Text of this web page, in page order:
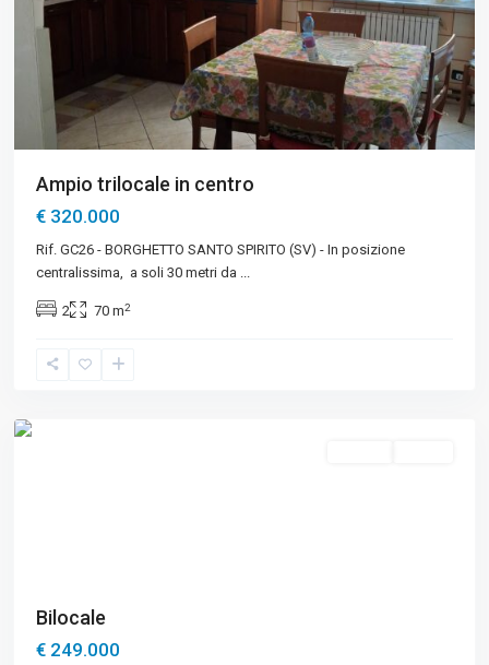
Ampio trilocale in centro
€ 320.000
Rif. GC26 - BORGHETTO SANTO SPIRITO (SV) - In posizione
centralissima, a soli 30 metri da ...
2 70 m2
Bilocale
€ 249.000